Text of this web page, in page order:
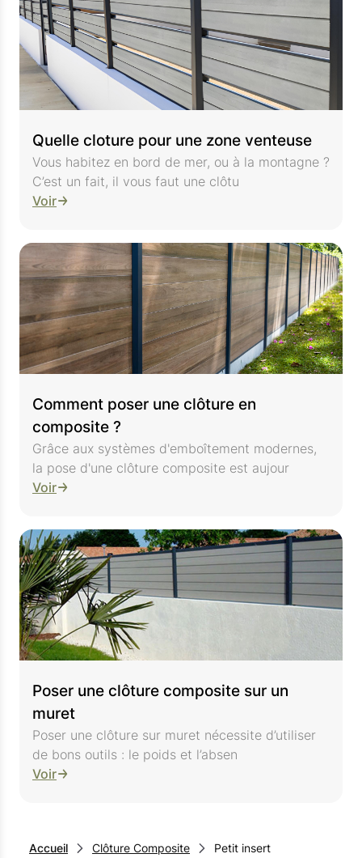
Quelle cloture pour une zone venteuse
Vous habitez en bord de mer, ou à la montagne ?
C’est un fait, il vous faut une clôtu
Voir
Comment poser une clôture en
composite ?
Grâce aux systèmes d'emboîtement modernes,
la pose d'une clôture composite est aujour
Voir
Poser une clôture composite sur un
muret
Poser une clôture sur muret nécessite d’utiliser
de bons outils : le poids et l’absen
Voir
Accueil Clôture Composite Petit insert